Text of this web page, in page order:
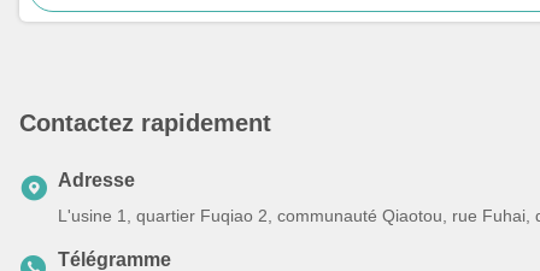
Contactez rapidement
Adresse
L'usine 1, quartier Fuqiao 2, communauté Qiaotou, rue
Télégramme